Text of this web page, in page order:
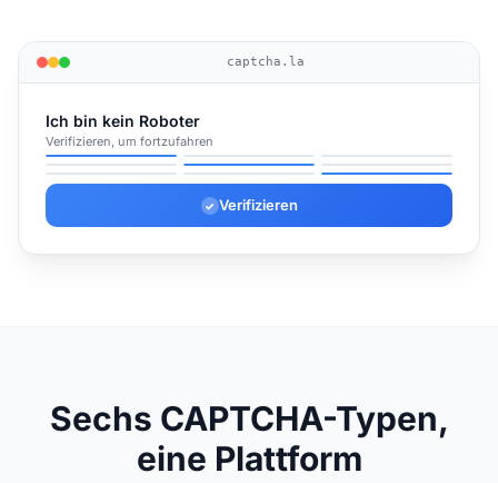
captcha.la
Ich bin kein Roboter
Verifizieren, um fortzufahren
✓
✓
✓
✓ Verifizieren
Sechs CAPTCHA-Typen,
eine Plattform